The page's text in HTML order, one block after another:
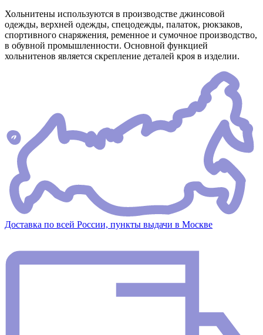
Хольнитены используются в производстве джинсовой
одежды, верхней одежды, спецодежды, палаток, рюкзаков,
спортивного снаряжения, ременное и сумочное производство,
в обувной промышленности. Основной функцией
хольнитенов является скрепление деталей кроя в изделии.
Доставка по всей России, пункты выдачи в Москве